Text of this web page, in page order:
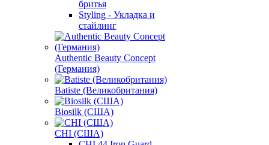
бритья
Styling - Укладка и
стайлинг
Authentic Beauty Concept
(Германия)
Batiste (Великобритания)
Biosilk (США)
CHI (США)